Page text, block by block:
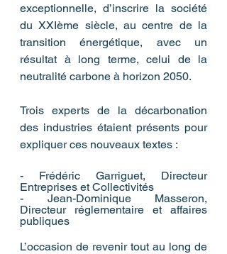
exceptionnelle, d’inscrire la société
du XXIème siècle, au centre de la
transition énergétique, avec un
résultat à long terme, celui de la
neutralité carbone à horizon 2050.
Trois experts de la décarbonation
des industries étaient présents pour
expliquer ces nouveaux textes :
- Frédéric Garriguet, Directeur
Entreprises et Collectivités
- Jean-Dominique Masseron,
Directeur réglementaire et affaires
publiques
L’occasion de revenir tout au long de